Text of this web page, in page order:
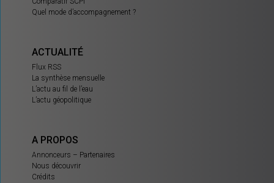
Quel mode d’accompagnement ?
ACTUALITÉ
Flux RSS
La synthèse mensuelle
L’actu au fil de l’eau
L’actu géopolitique
A PROPOS
Annonceurs – Partenaires
Nous découvrir
Crédits